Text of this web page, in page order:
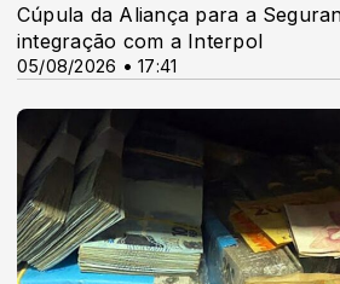
05/08/2026 • 17:41
Cúpula da Aliança para a
integração com a Interpol